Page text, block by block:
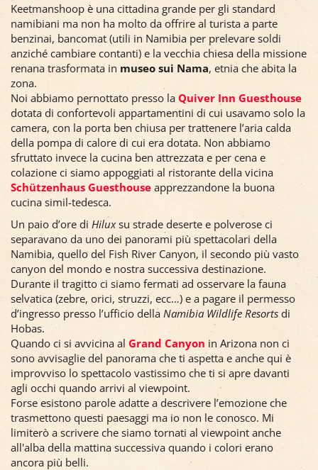
Keetmanshoop è una cittadina grande per gli standard
namibiani ma non ha molto da offrire al turista a parte
benzinai, bancomat (utili in Namibia per prelevare soldi
anziché cambiare contanti) e la vecchia chiesa della missione
renana trasformata in museo sui Nama, etnia che abita la
zona.
Noi abbiamo pernottato presso la Quiver Inn Guesthouse
dotata di confortevoli appartamentini di cui usavamo solo la
camera, con la porta ben chiusa per trattenere l’aria calda
della pompa di calore di cui era dotata. Non abbiamo
sfruttato invece la cucina ben attrezzata e per cena e
colazione ci siamo appoggiati al ristorante della vicina
Schützenhaus Guesthouse apprezzandone la buona
cucina simil-tedesca.
Un paio d’ore di Hiluxsu strade deserte e polverose ci
separavano da uno dei panorami più spettacolari della
Namibia, quello del Fish River Canyon, il secondo più vasto
canyon del mondo e nostra successiva destinazione.
Durante il tragitto ci siamo fermati ad osservare la fauna
selvatica (zebre, orici, struzzi, ecc…) e a pagare il permesso
d’ingresso presso l’ufficio della Namibia Wildlife Resorts di
Hobas.
Quando ci si avvicina al Grand Canyon in Arizona non ci
sono avvisaglie del panorama che ti aspetta e anche qui è
improvviso lo spettacolo vastissimo che ti si apre davanti
agli occhi quando arrivi al viewpoint.
Forse esistono parole adatte a descrivere l’emozione che
trasmettono questi paesaggi ma io non le conosco. Mi
limiterò a scrivere che siamo tornati al viewpoint anche
all'alba della mattina successiva quando i colori erano
ancora più belli.